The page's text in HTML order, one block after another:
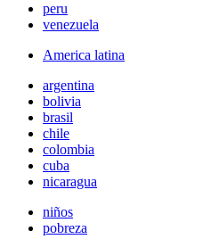
peru
venezuela
America latina
argentina
bolivia
brasil
chile
colombia
cuba
nicaragua
niños
pobreza